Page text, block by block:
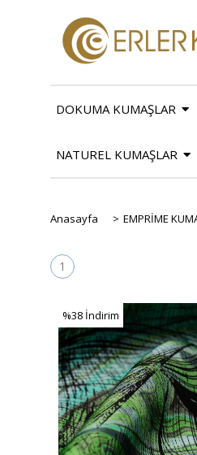
DOKUMA KUMAŞLAR
NATUREL KUMAŞLAR
Anasayfa > EMPRİME
1
%38 İndirim
%38İndirim